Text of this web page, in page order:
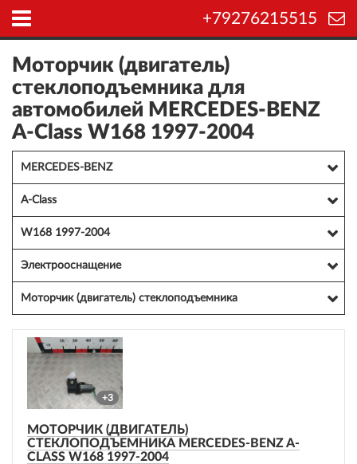
+79276215515
Моторчик (двигатель)
стеклоподъемника для
автомобилей MERCEDES-BENZ
A-Class W168 1997-2004
MERCEDES-BENZ
A-Class
W168 1997-2004
Электрооснащение
Моторчик (двигатель) стеклоподъемника
+3
МОТОРЧИК (ДВИГАТЕЛЬ)
СТЕКЛОПОДЪЕМНИКА MERCEDES-BENZ A-
CLASS W168 1997-2004